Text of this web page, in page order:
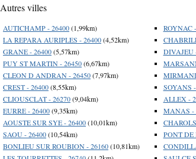
Autres villes
AUTICHAMP - 26400(1,99km)
LA REPARA AURIPLES - 26400(4,52km)
GRANE - 26400(5,57km)
PUY ST MARTIN - 26450(6,67km)
CLEON D ANDRAN - 26450(7,97km)
CREST - 26400(8,55km)
CLIOUSCLAT - 26270(9,04km)
EURRE - 26400(9,35km)
AOUSTE SUR SYE - 26400(10,01km)
SAOU - 26400(10,54km)
BONLIEU SUR ROUBION - 26160(10,81km)
ROYNAC
DIVAJEU
SOYANS
ALLEX -
MANAS -
PONT DE